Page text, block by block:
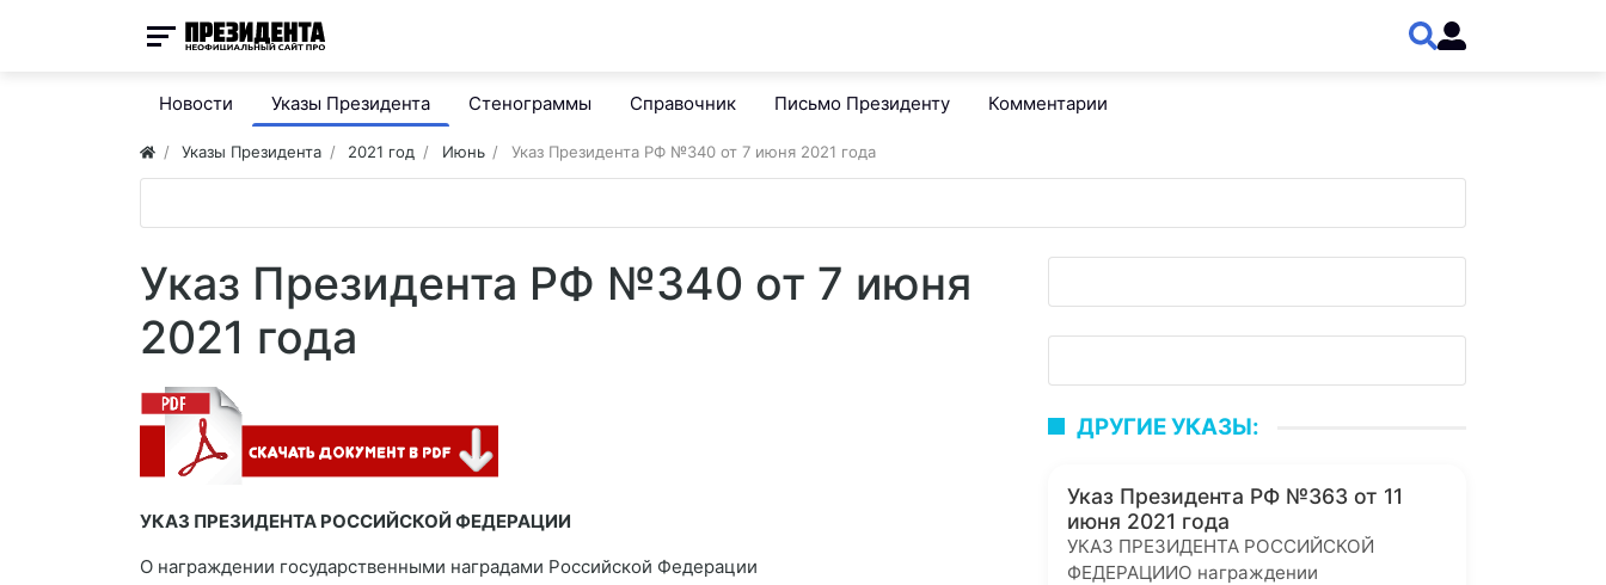
Новости Указы Президента Стенограммы Справочник Письмо Президенту Комментарии
Указы Президента 2021 год Июнь Указ Президента РФ №340 от 7 июня 2021 года
Указ Президента РФ №340 от 7 июня
2021 года
УКАЗ ПРЕЗИДЕНТА РОССИЙСКОЙ ФЕДЕРАЦИИ
О награждении государственными наградами Российской Федерации
ДРУГИЕ УКАЗЫ:
Указ Президента РФ №363 от 11
июня 2021 года
УКАЗ ПРЕЗИДЕНТА РОССИЙСКОЙ
ФЕДЕРАЦИИО награждении